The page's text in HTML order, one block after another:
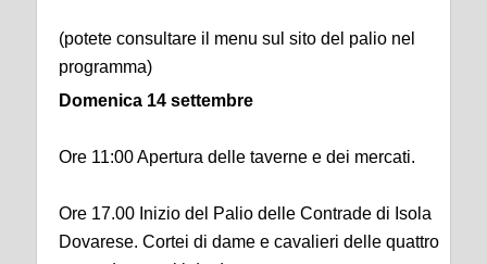
(potete consultare il menu sul sito del palio nel
programma)
Domenica 14 settembre
Ore 11:00 Apertura delle taverne e dei mercati.
Ore 17.00 Inizio del Palio delle Contrade di Isola
Dovarese. Cortei di dame e cavalieri delle quattro